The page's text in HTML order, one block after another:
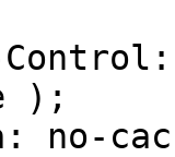
);
no-